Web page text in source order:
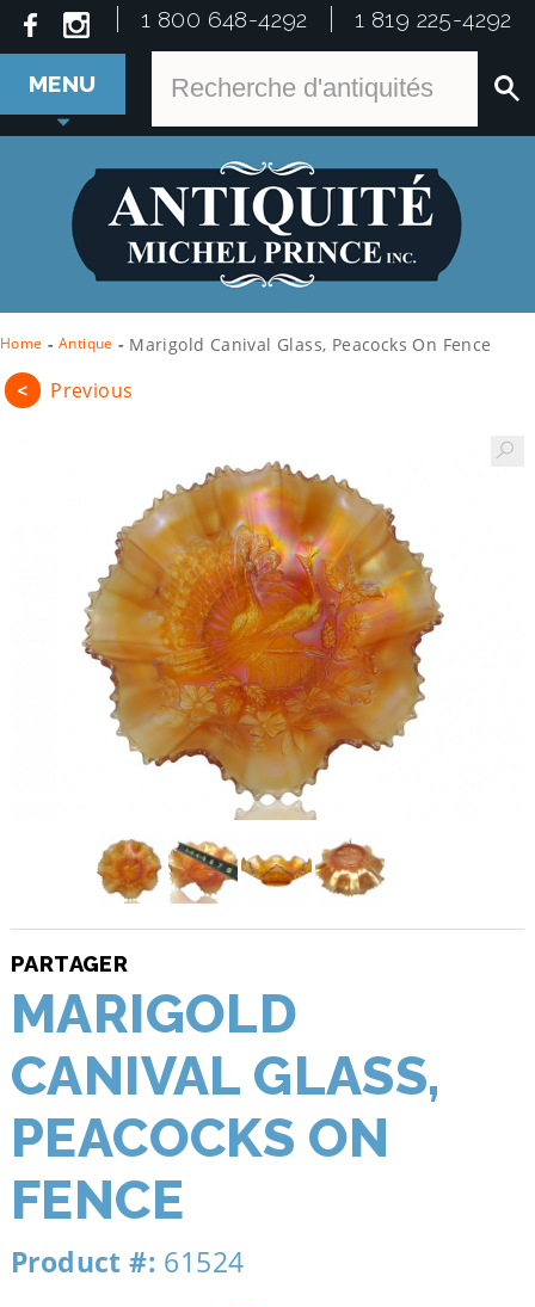
1 800 648-4292 1 819 225-4292
MENU
Home - Antique - Marigold Canival Glass, Peacocks On Fence
< Previous
PARTAGER
MARIGOLD
CANIVAL GLASS,
PEACOCKS ON
FENCE
Product #: 61524